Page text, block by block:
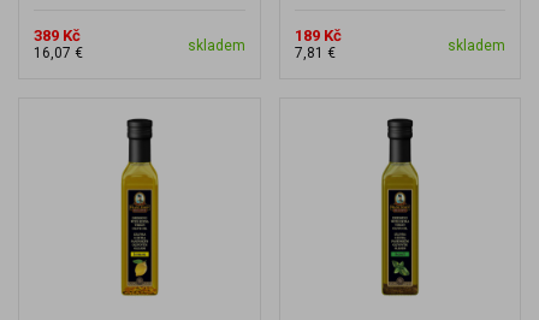
389 Kč
16,07 € skladem
189 Kč
7,81 € skladem